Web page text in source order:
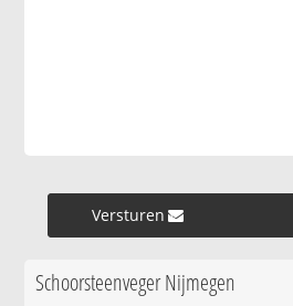
Versturen »
Schoorsteenveger Nijmegen